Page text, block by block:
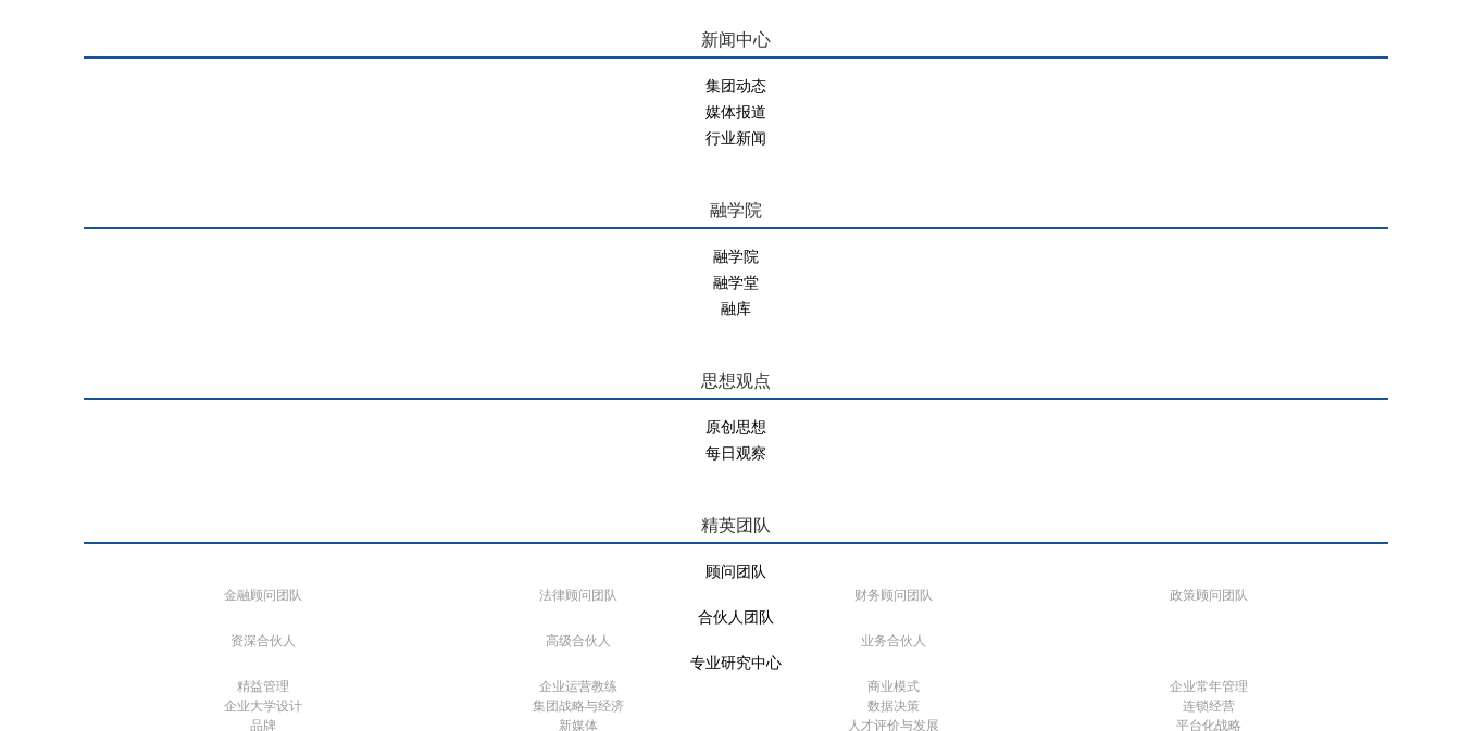
新闻中心
集团动态
媒体报道
行业新闻
融学院
融学院
融学堂
融库
思想观点
原创思想
每日观察
精英团队
顾问团队
金融顾问团队 法律顾问团队 财务顾问团队 政策顾问团队
合伙人团队
资深合伙人 高级合伙人 业务合伙人
专业研究中心
精益管理 企业运营教练 商业模式
企业常年管理
企业大学设计
集团战略与经济 数据决策
连锁经营
品牌
新媒体 人才评价与发展 平台化战略